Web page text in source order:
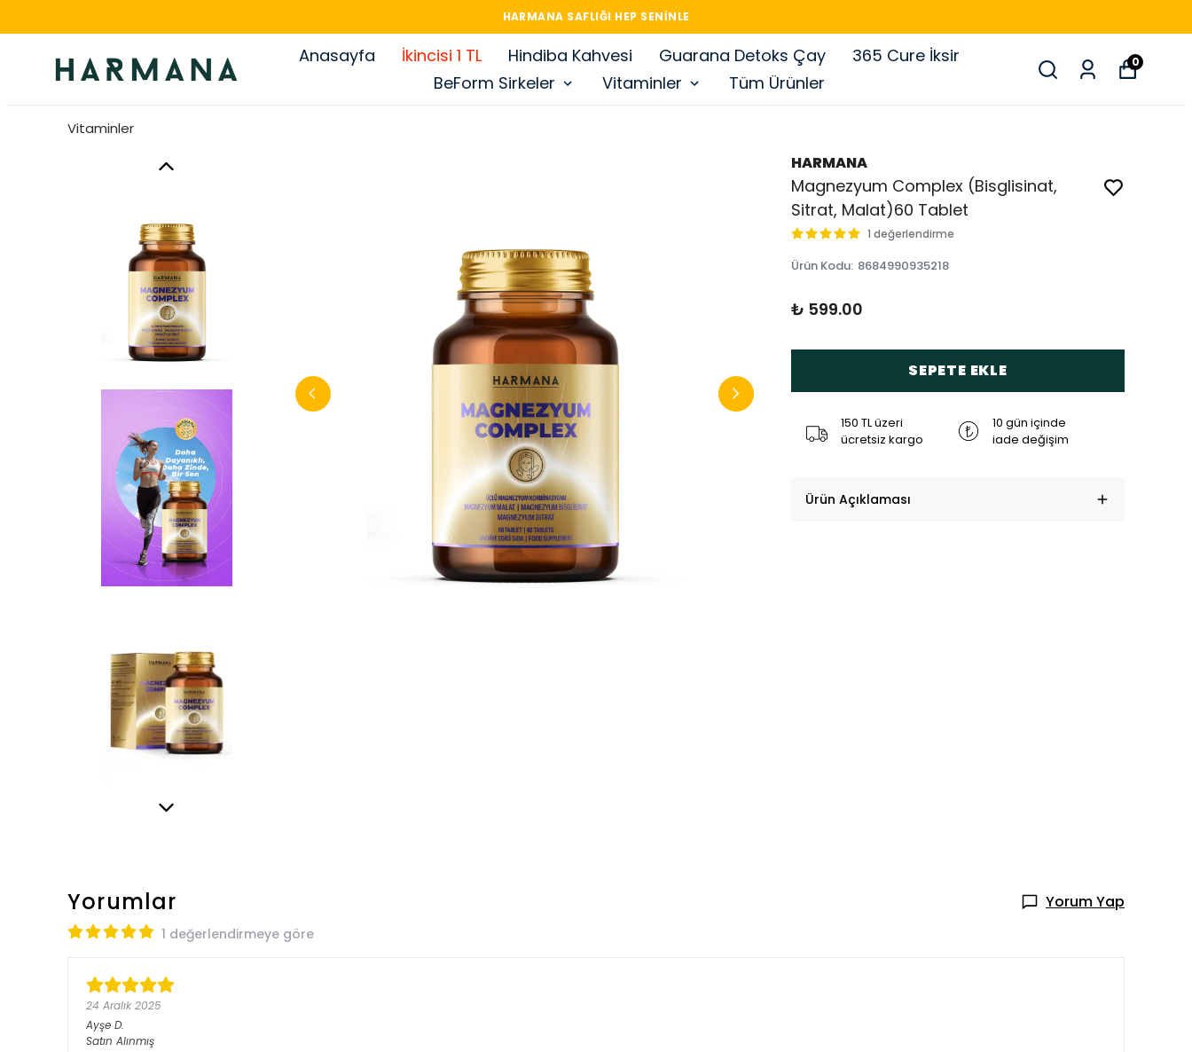
HARMANA SAFLIĞI HEP SENINLE
Anasayfa İkincisi 1 TL Hindiba Kahvesi Guarana Detoks Çay
365 Cure İksir
BeForm Sirkeler
Vitaminler Tüm Ürünler
0
Vitaminler
HARMANA
Magnezyum Complex (Bisglisinat,
Sitrat, Malat)60 Tablet
1 değerlendirme
Ürün Kodu: 8684990935218
₺ 599.00
SEPETE EKLE
150 TL üzeri
ücretsiz kargo
10 gün içinde
iade değişim
Ürün Açıklaması
Yorumlar Yorum Yap
1 değerlendirmeye göre
24 Aralık 2025
Ayşe D.
Satın Alınmış